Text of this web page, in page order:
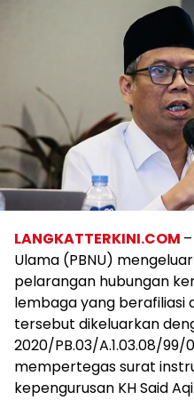
LANGKATTERKINI.COM
Ulama (PBNU)
pelarangan hubungan
lembaga yang berafiliasi
tersebut dikeluarkan
2020/PB.03/A.1.03.08/
mempertegas surat
kepengurusan KH Said